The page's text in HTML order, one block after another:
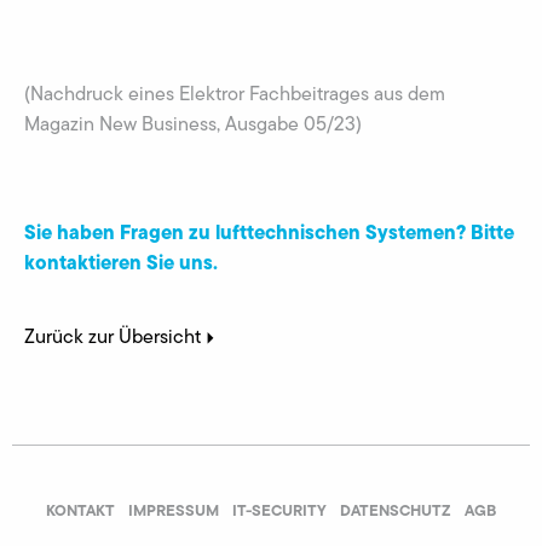
(Nachdruck eines Elektror Fachbeitrages aus dem
Magazin New Business, Ausgabe 05/23)
Sie haben Fragen zu lufttechnischen Systemen? Bitte
kontaktieren Sie uns.
Zurück zur Übersicht
KONTAKT IMPRESSUM IT-SECURITY DATENSCHUTZ AGB